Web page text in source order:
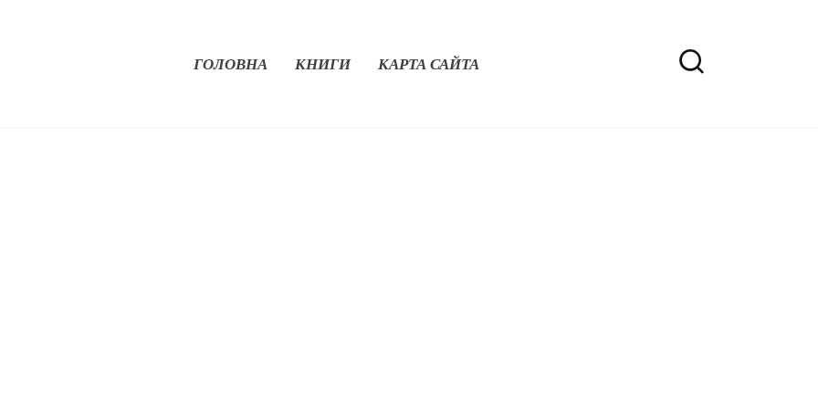
ГОЛОВНА КНИГИ КАРТА САЙТА